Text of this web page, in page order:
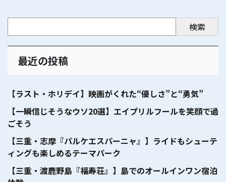
検索
最近の投稿
【ラスト・ホリデイ】映画がくれた“優しさ”と“勇気”
【一瞬信じそうなウソ20選】エイプリルフールを笑顔で過
ごそう
【三重・志摩『パルケエスパーニャ』】ライドもシューテ
ィングも楽しめるテーマパーク
【三重・渡鹿野島『福寿荘』】島でのオールインワン宿泊